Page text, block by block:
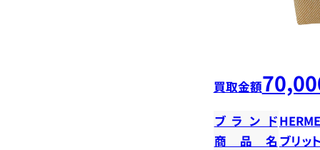
買取金額
ブランド
商品名 ブリッ